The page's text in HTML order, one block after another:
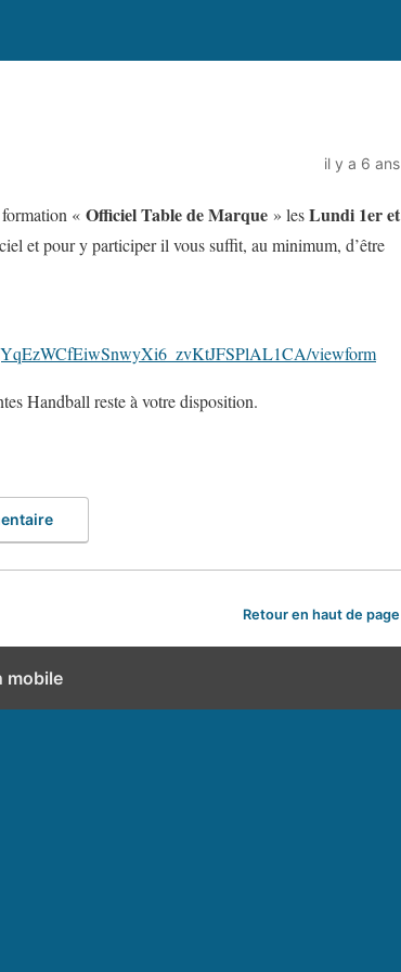
il y a 6 ans
« Officiel Table de Marque » lesLundi 1er et
et pour y participer il vous suffit, au minimum, d’être
viewform
Handball reste à votre disposition.
Retour en haut de page
mobile